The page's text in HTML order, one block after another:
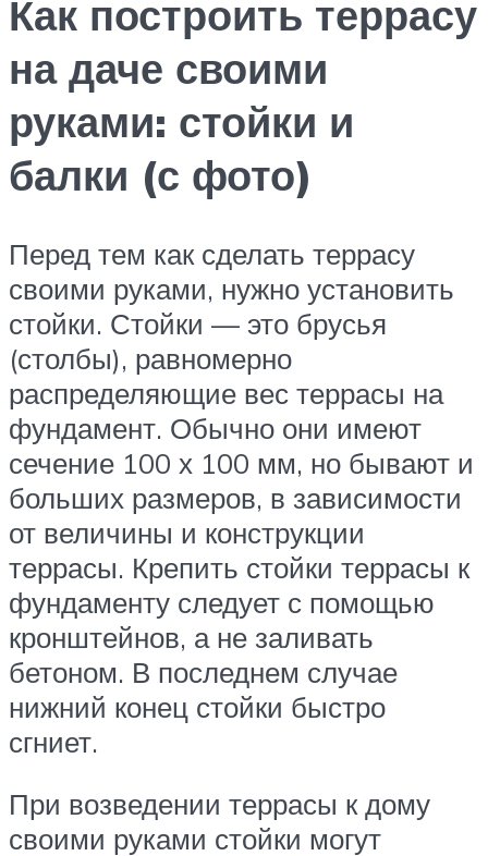
Как построить террасу
на даче своими
руками: стойки и
балки (с фото)
Перед тем как сделать террасу
своими руками, нужно установить
стойки. Стойки — это брусья
(столбы), равномерно
распределяющие вес террасы на
фундамент. Обычно они имеют
сечение 100 х 100 мм, но бывают и
больших размеров, в зависимости
от величины и конструкции
террасы. Крепить стойки террасы к
фундаменту следует с помощью
кронштейнов, а не заливать
бетоном. В последнем случае
нижний конец стойки быстро
сгниет.
При возведении террасы к дому
своими руками стойки могут